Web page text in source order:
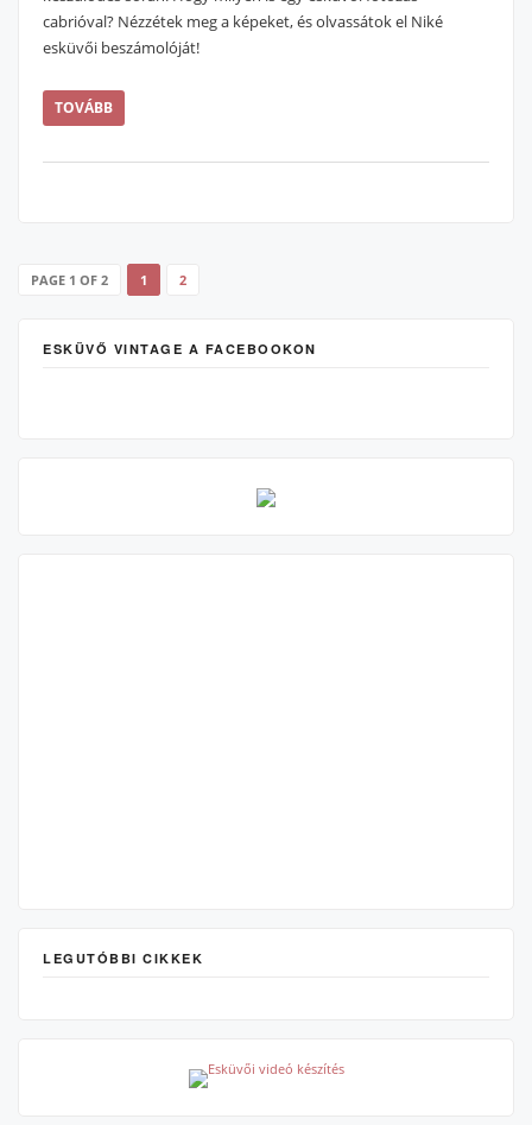
cabrióval? Nézzétek meg a képeket, és olvassátok el Niké
esküvői beszámolóját!
TOVÁBB
PAGE 1 OF 2 1 2
ESKÜVŐ VINTAGE A FACEBOOKON
LEGUTÓBBI CIKKEK